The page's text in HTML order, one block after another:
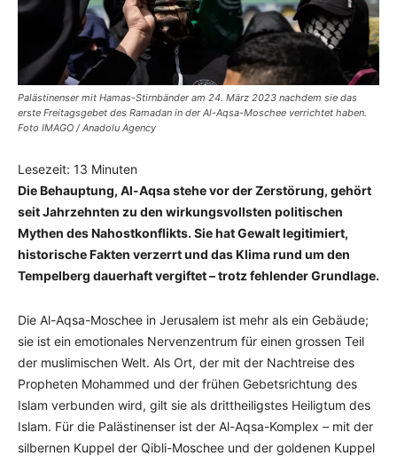
Palästinenser mit Hamas-Stirnbänder am 24. März 2023 nachdem sie das
erste Freitagsgebet des Ramadan in der Al-Aqsa-Moschee verrichtet haben.
Foto IMAGO / Anadolu Agency
Lesezeit: 13 Minuten
Die Behauptung, Al-Aqsa stehe vor der Zerstörung, gehört
seit Jahrzehnten zu den wirkungsvollsten politischen
Mythen des Nahostkonflikts. Sie hat Gewalt legitimiert,
historische Fakten verzerrt und das Klima rund um den
Tempelberg dauerhaft vergiftet – trotz fehlender Grundlage.
Die Al-Aqsa-Moschee in Jerusalem ist mehr als ein Gebäude;
sie ist ein emotionales Nervenzentrum für einen grossen Teil
der muslimischen Welt. Als Ort, der mit der Nachtreise des
Propheten Mohammed und der frühen Gebetsrichtung des
Islam verbunden wird, gilt sie als drittheiligstes Heiligtum des
Islam. Für die Palästinenser ist der Al-Aqsa-Komplex – mit der
silbernen Kuppel der Qibli-Moschee und der goldenen Kuppel